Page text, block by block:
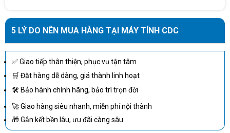
Thiết kế hiện đại và tiết kiệm không gian Thiết kế viền mỏng
5 LÝ DO NÊN MUA HÀNG TẠI MÁY TÍNH CDC
✅ Giao tiếp thân thiện, phục vụ tận tâm
🛒 Đặt hàng dễ dàng, giá thành linh hoạt
🛠 Bảo hành chính hãng, bảo trì trọn đời
🚀 Giao hàng siêu nhanh, miễn phí nội thành
🎁 Gắn kết bền lâu, ưu đãi càng sâu